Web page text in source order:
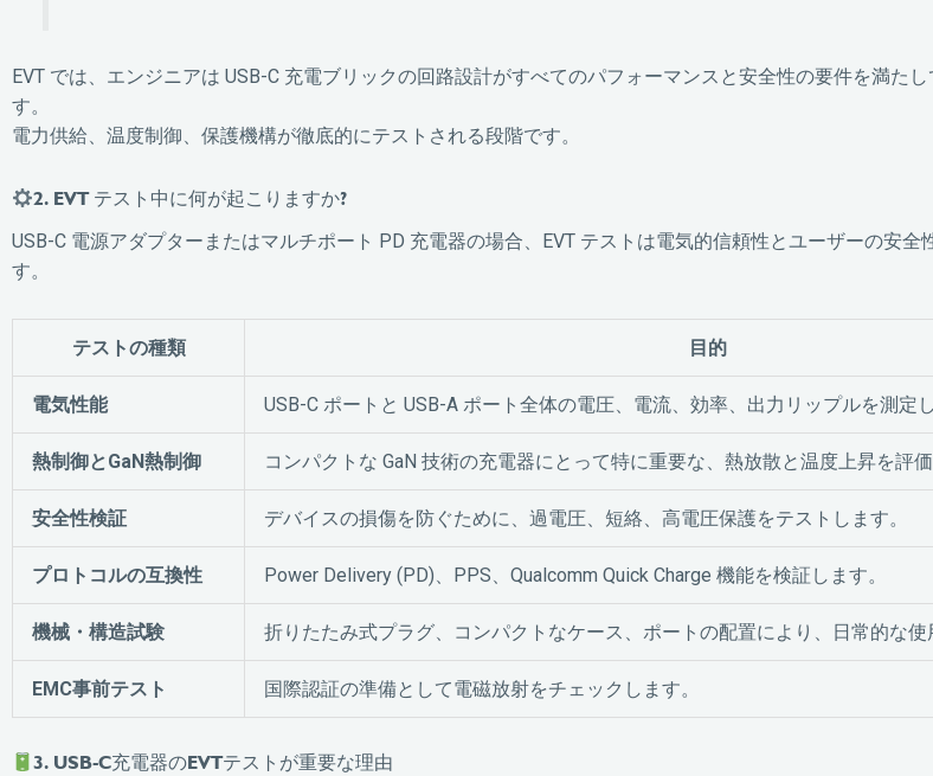
EVT では、エンジニアは USB-C 充電ブリックの回路設計がすべてのパフォーマンスと安全性の要件を満た
す。
電力供給、温度制御、保護機構が徹底的にテストされる段階です。
2. EVT テスト中に何が起こりますか?
USB-C 電源アダプターまたはマルチポート PD 充電器の場合、EVT テストは電気的信頼性とユーザーの安全
す。
テストの種類 目的
電気性能 USB-C ポートと USB-A ポート全体の電圧、電流、効率、出力リップルを測定し
熱制御とGaN熱制御 コンパクトな GaN 技術の充電器にとって特に重要な、熱放散と温度上昇を評価
安全性検証 デバイスの損傷を防ぐために、過電圧、短絡、高電圧保護をテストします。
プロトコルの互換性 Power Delivery (PD)、PPS、Qualcomm Quick Charge 機能を検証します。
機械・構造試験 折りたたみ式プラグ、コンパクトなケース、ポートの配置により、日常的な使
EMC事前テスト 国際認証の準備として電磁放射をチェックします。
3. USB-C充電器のEVTテストが重要な理由